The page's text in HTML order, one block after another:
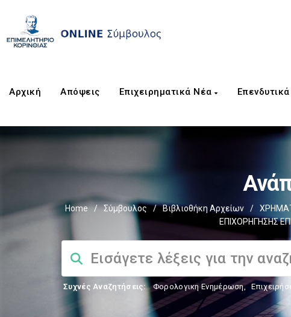
Αρχική Απόψεις Επιχειρηματικά Νέα
Home / Σύμβουλος / Βιβλιοθήκη Αρχείων /
ΕΠΙΧΟΡΗΓΗΣΗΣ
Συχνές Αναζητήσεις: Φορολογικη Ενημέρωση,